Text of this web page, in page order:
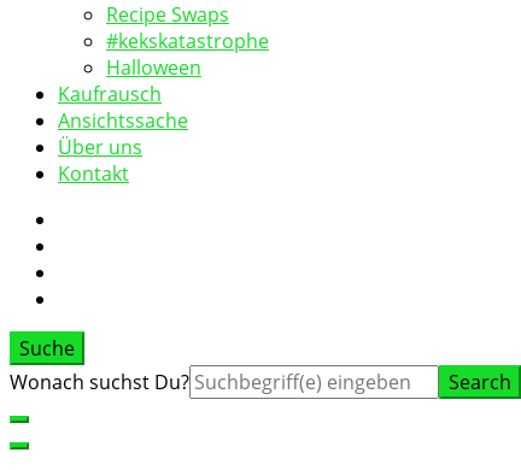
Recipe Swaps
#kekskatastrophe
Halloween
Kaufrausch
Ansichtssache
Über uns
Kontakt
Suche
Suche
Wonach suchst Du?